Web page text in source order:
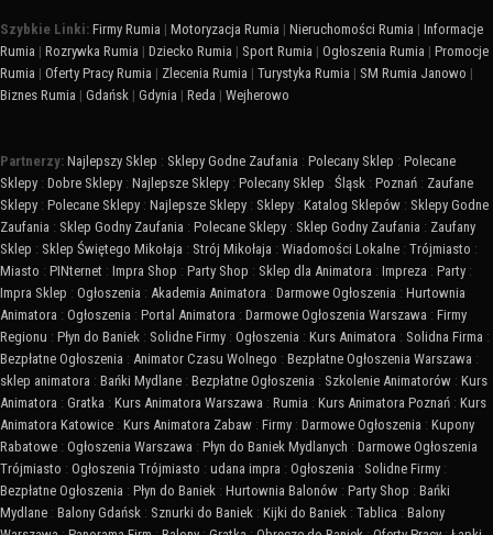
Szybkie Linki: Firmy Rumia | Motoryzacja Rumia | Nieruchomości Rumia | Informacje
Rumia | Rozrywka Rumia | Dziecko Rumia | Sport Rumia | Ogłoszenia Rumia | Promocje
Rumia | Oferty Pracy Rumia | Zlecenia Rumia | Turystyka Rumia | SM Rumia Janowo |
Biznes Rumia | Gdańsk | Gdynia | Reda | Wejherowo
Partnerzy: Najlepszy Sklep : Sklepy Godne Zaufania : Polecany Sklep : Polecane
Sklepy : Dobre Sklepy : Najlepsze Sklepy : Polecany Sklep : Śląsk : Poznań : Zaufane
Sklepy : Polecane Sklepy : Najlepsze Sklepy : Sklepy : Katalog Sklepów : Sklepy Godne
Zaufania : Sklep Godny Zaufania : Polecane Sklepy : Sklep Godny Zaufania : Zaufany
Sklep : Sklep Świętego Mikołaja : Strój Mikołaja : Wiadomości Lokalne : Trójmiasto :
Miasto : PINternet : Impra Shop : Party Shop : Sklep dla Animatora : Impreza : Party :
Impra Sklep : Ogłoszenia : Akademia Animatora : Darmowe Ogłoszenia : Hurtownia
Animatora : Ogłoszenia : Portal Animatora : Darmowe Ogłoszenia Warszawa : Firmy
Regionu : Płyn do Baniek : Solidne Firmy : Ogłoszenia : Kurs Animatora : Solidna Firma :
Bezpłatne Ogłoszenia : Animator Czasu Wolnego : Bezpłatne Ogłoszenia Warszawa :
sklep animatora : Bańki Mydlane : Bezpłatne Ogłoszenia : Szkolenie Animatorów : Kurs
Animatora : Gratka : Kurs Animatora Warszawa : Rumia : Kurs Animatora Poznań : Kurs
Animatora Katowice : Kurs Animatora Zabaw : Firmy : Darmowe Ogłoszenia : Kupony
Rabatowe : Ogłoszenia Warszawa : Płyn do Baniek Mydlanych : Darmowe Ogłoszenia
Trójmiasto : Ogłoszenia Trójmiasto : udana impra : Ogłoszenia : Solidne Firmy :
Bezpłatne Ogłoszenia : Płyn do Baniek : Hurtownia Balonów : Party Shop : Bańki
Mydlane : Balony Gdańsk : Sznurki do Baniek : Kijki do Baniek : Tablica : Balony